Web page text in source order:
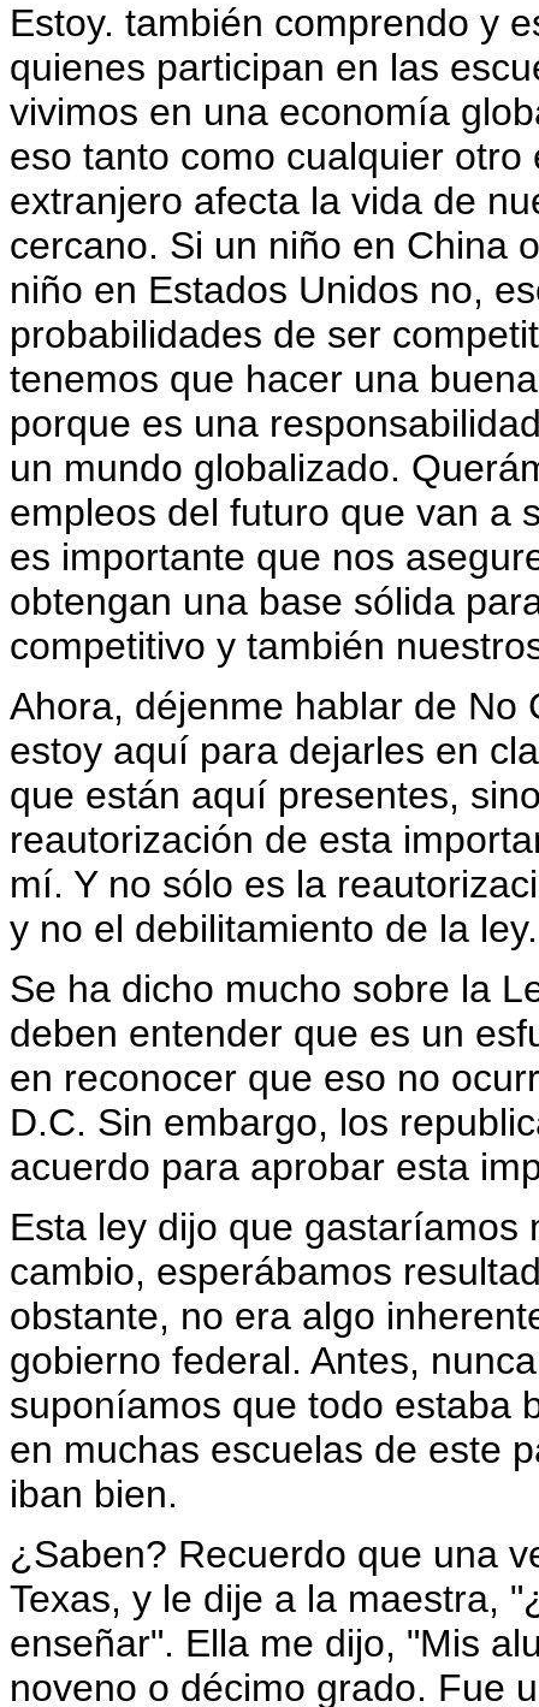
Estoy. también comprendo y
quienes participan en las
vivimos en una economía
eso tanto como cualquier
extranjero afecta la vida de
cercano. Si un niño en China
niño en Estados Unidos no,
probabilidades de ser
tenemos que hacer una
porque es una
un mundo globalizado.
empleos del futuro que van a
es importante que nos
obtengan una base sólida
competitivo y también
Ahora, déjenme hablar de No
estoy aquí para dejarles en
que están aquí presentes,
reautorización de esta
mí. Y no sólo es la
y no el debilitamiento de la ley.
Se ha dicho mucho sobre la
deben entender que es un
en reconocer que eso no
D.C. Sin embargo, los
acuerdo para aprobar esta
Esta ley dijo que
cambio, esperábamos
obstante, no era algo
gobierno federal. Antes,
suponíamos que todo estaba
en muchas escuelas de este
iban bien.
¿Saben? Recuerdo que una
Texas, y le dije a la maestra,
enseñar". Ella me dijo, "Mis
noveno o décimo grado. Fue